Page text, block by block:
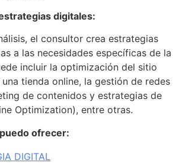
digitales:
el consultor crea estrategias
a las necesidades específicas de la
incluir la optimización del sitio
tienda online, la gestión de redes
de contenidos y estrategias de
Optimization), entre otras.
ofrecer:
DIGITAL